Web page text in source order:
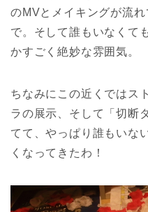
のMVとメイキングが流
で。そして誰もいなくて
かすごく絶妙な雰囲気。
ちなみにこの近くではス
ラの展示、そして「切断
てて、やっぱり誰もいな
くなってきたわ！